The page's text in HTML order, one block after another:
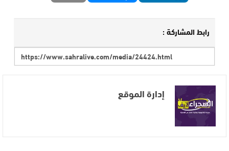
رابط المشاركة :
إدارة الموقع